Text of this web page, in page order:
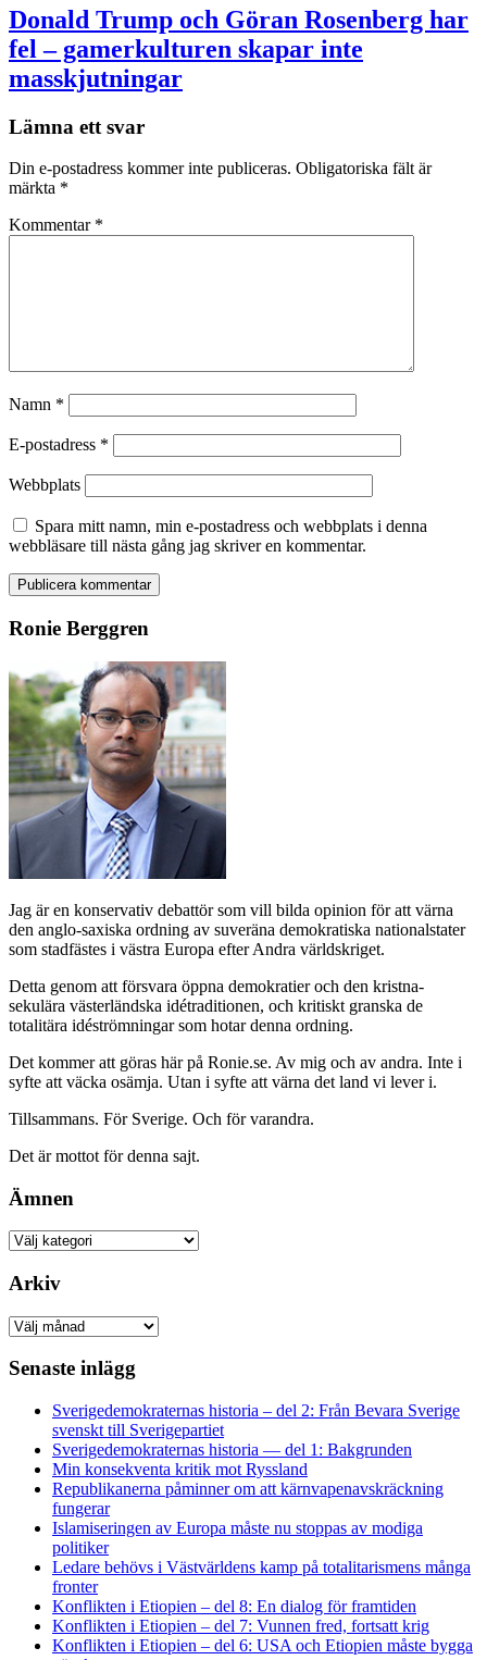
Donald Trump och Göran Rosenberg har
fel – gamerkulturen skapar inte
masskjutningar
Lämna ett svar
Din e-postadress kommer inte publiceras. Obligatoriska fält är
märkta *
Kommentar *
Namn *
E-postadress *
Webbplats
Spara mitt namn, min e-postadress och webbplats i denna
webbläsare till nästa gång jag skriver en kommentar.
Ronie Berggren
Jag är en konservativ debattör som vill bilda opinion för att värna
den anglo-saxiska ordning av suveräna demokratiska nationalstater
som stadfästes i västra Europa efter Andra världskriget.
Detta genom att försvara öppna demokratier och den kristna-
sekulära västerländska idétraditionen, och kritiskt granska de
totalitära idéströmningar som hotar denna ordning.
Det kommer att göras här på Ronie.se. Av mig och av andra. Inte i
syfte att väcka osämja. Utan i syfte att värna det land vi lever i.
Tillsammans. För Sverige. Och för varandra.
Det är mottot för denna sajt.
Ämnen
Ämnen
Arkiv
Arkiv
Senaste inlägg
Sverigedemokraternas historia – del 2: Från Bevara Sverige
svenskt till Sverigepartiet
Sverigedemokraternas historia — del 1: Bakgrunden
Min konsekventa kritik mot Ryssland
Republikanerna påminner om att kärnvapenavskräckning
fungerar
Islamiseringen av Europa måste nu stoppas av modiga
politiker
Ledare behövs i Västvärldens kamp på totalitarismens många
fronter
Konflikten i Etiopien – del 8: En dialog för framtiden
Konflikten i Etiopien – del 7: Vunnen fred, fortsatt krig
Konflikten i Etiopien – del 6: USA och Etiopien måste bygga